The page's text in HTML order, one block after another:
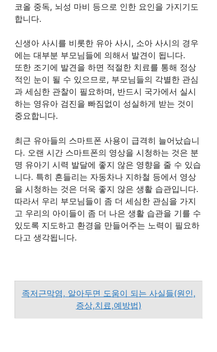
코올 중독, 뇌성 마비 등으로 인한 요인을 가지기도
합니다.
신생아 사시를 비롯한 유아 사시, 소아 사시의 경우
에는 대부분 부모님들에 의해서 발견이 됩니다.
또한 조기에 발견을 하면 적절한 치료를 통해 정상
적인 눈이 될 수 있으므로, 부모님들의 각별한 관심
과 세심한 관찰이 필요하며, 반드시 국가에서 실시
하는 영유아 검진을 빠짐없이 성실하게 받는 것이
중요합니다.
최근 유아들의 스마트폰 사용이 급격히 늘어났습니
다. 오랜 시간 스마트폰의 영상을 시청하는 것은 분
명 유아기 시력 발달에 좋지 않은 영향을 줄 수 있습
니다. 특히 흔들리는 자동차나 지하철 등에서 영상
을 시청하는 것은 더욱 좋지 않은 생활 습관입니다.
따라서 우리 부모님들이 좀 더 세심한 관심을 가지
고 우리의 아이들이 좀 더 나은 생활 습관을 기를 수
있도록 지도하고 환경을 만들어주는 노력이 필요하
다고 생각됩니다.
족저근막염, 알아두면 도움이 되는 사실들(원인,
증상,치료,예방법)